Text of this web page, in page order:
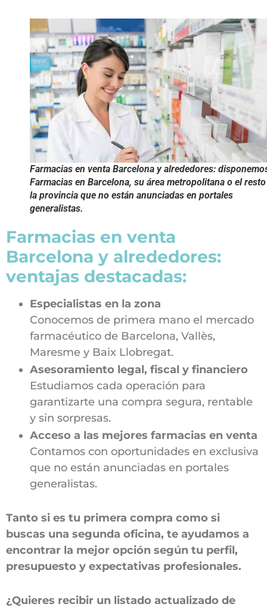
Farmacias en venta Barcelona y alrededores:
Farmacias en Barcelona, su área metropolitana o el
la provincia que no están anunciadas en portales
generalistas.
Farmacias en venta
Barcelona y alrededores:
ventajas destacadas:
Especialistas en la zona
Conocemos de primera mano el mercado
farmacéutico de Barcelona, Vallès,
Maresme y Baix Llobregat.
Asesoramiento legal, fiscal y financiero
Estudiamos cada operación para
garantizarte una compra segura, rentable
y sin sorpresas.
Acceso a las mejores farmacias en venta
Contamos con oportunidades en exclusiva
que no están anunciadas en portales
generalistas.
Tanto si es tu primera compra como si
buscas una segunda oficina, te ayudamos a
encontrar la mejor opción según tu perfil,
presupuesto y expectativas profesionales.
¿Quieres recibir un listado actualizado de